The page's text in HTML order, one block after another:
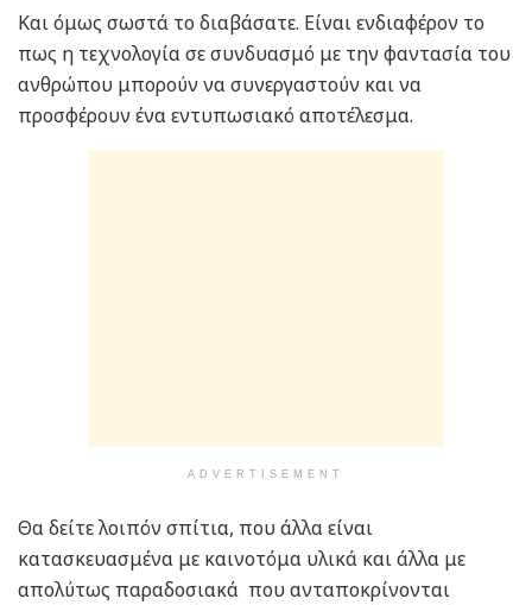
Και όμως σωστά το διαβάσατε. Είναι ενδιαφέρον το
πως η τεχνολογία σε συνδυασμό με την φαντασία του
ανθρώπου μπορούν να συνεργαστούν και να
προσφέρουν ένα εντυπωσιακό αποτέλεσμα.
ADVERTISEMENT
Θα δείτε λοιπόν σπίτια, που άλλα είναι
κατασκευασμένα με καινοτόμα υλικά και άλλα με
απολύτως παραδοσιακά που ανταποκρίνονται